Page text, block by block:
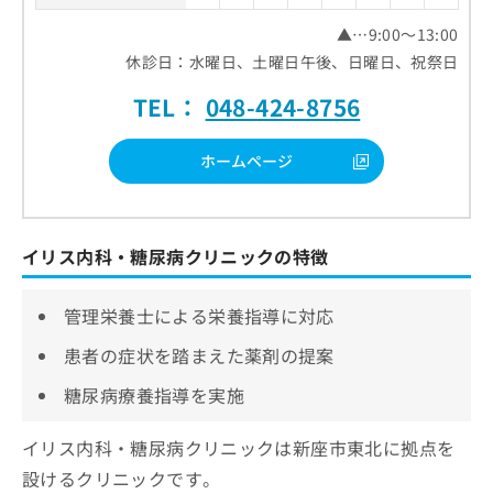
▲…9:00～13:00
休診日：水曜日、土曜日午後、日曜日、祝祭日
TEL： 048-424-8756
ホームページ
イリス内科・糖尿病クリニックの特徴
管理栄養士による栄養指導に対応
患者の症状を踏まえた薬剤の提案
糖尿病療養指導を実施
イリス内科・糖尿病クリニックは新座市東北に拠点を
設けるクリニックです。